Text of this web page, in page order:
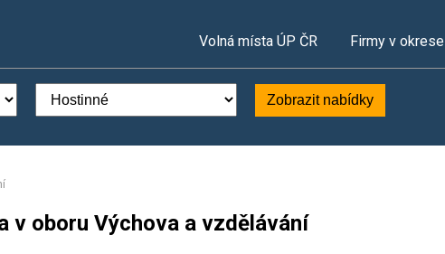
Volná místa ÚP ČR Firmy v okrese
Zobrazit nabídky
v oboru Výchova a vzdělávání